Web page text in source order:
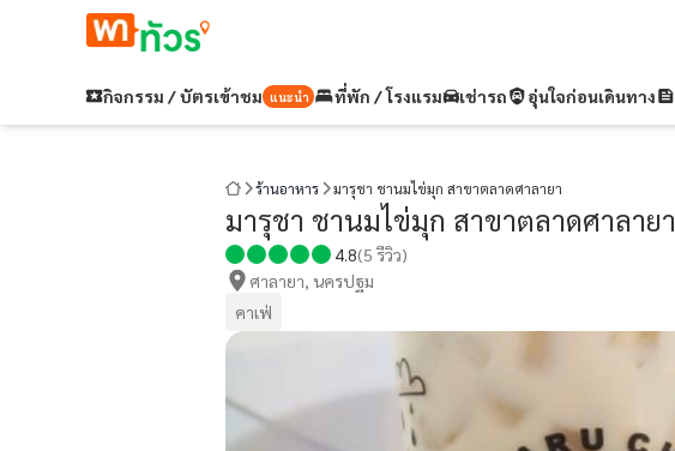
กิจกรรม / บัตรเข้าชม แนะนำ ที่พัก / โรงแรม เช่ารถ อุ่นใจก่อนเดินทาง
ร้านอาหาร มารุชา ชานมไข่มุก สาขาตลาดศาลายา
มารุชา ชานมไข่มุก สาขาตลาดศาลายา
4.8(5 รีวิว)
ศาลายา, นครปฐม
คาเฟ่